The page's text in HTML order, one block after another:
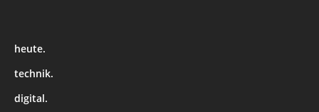
heute.
technik.
digital.